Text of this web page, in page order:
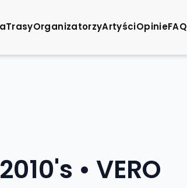
TrasyOrganizatorzyArtyściOpinieFAQ
• VERO